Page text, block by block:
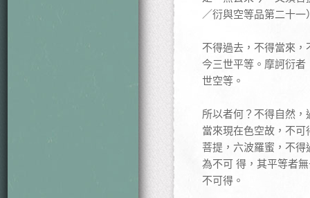
／衍與空等品第二十一
不得過去，不得當來
今三世平等。摩訶衍
世空等。
所以者何？不得自然
當來現在色空故，不
菩提，六波羅蜜，不
為不可 得，其平等者
不可得。